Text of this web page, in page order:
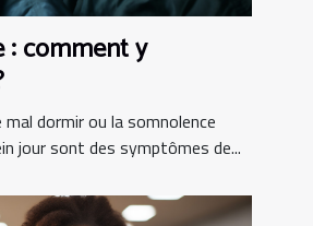
: comment y
dormir ou la somnolence
jour sont des symptômes de...